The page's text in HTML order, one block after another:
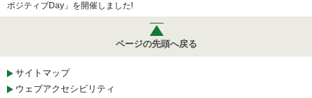
ポジティブDay」を開催しました!
ページの先頭へ戻る
サイトマップ
ウェブアクセシビリティ